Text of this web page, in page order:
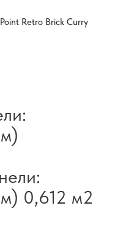
Retro Brick Curry
0,612 м2